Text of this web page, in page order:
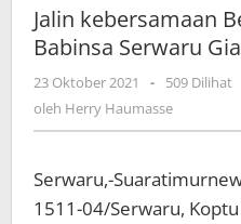
Jalin kebersamaan
Babinsa Serwaru
23 Oktober 2021
oleh
Herry
-
509 Dilihat
oleh Herry Haumasse
Serwaru,-
1511-04/Serwaru,